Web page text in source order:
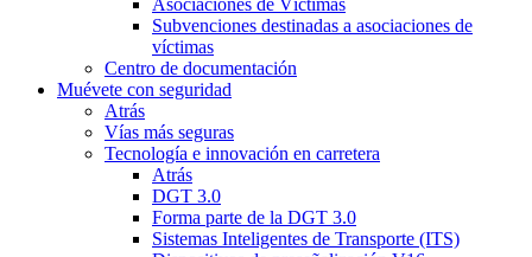
Asociaciones de Víctimas
Subvenciones destinadas a asociaciones de
víctimas
Centro de documentación
Muévete con seguridad
Atrás
Vías más seguras
Tecnología e innovación en carretera
Atrás
DGT 3.0
Forma parte de la DGT 3.0
Sistemas Inteligentes de Transporte (ITS)